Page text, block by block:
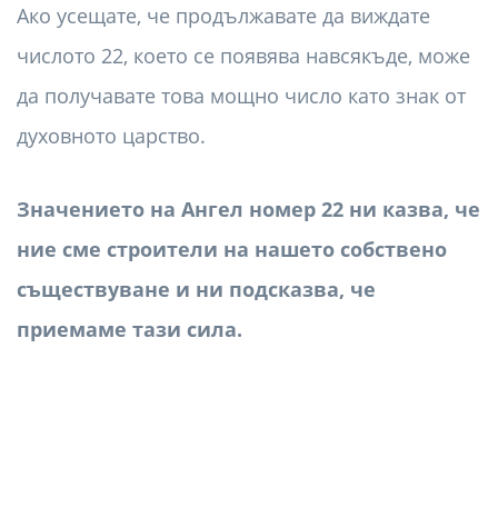
Ако усещате, че продължавате да виждате
числото 22, което се появява навсякъде, може
да получавате това мощно число като знак от
духовното царство.
Значението на Ангел номер 22 ни казва, че
ние сме строители на нашето собствено
съществуване и ни подсказва, че
приемаме тази сила.